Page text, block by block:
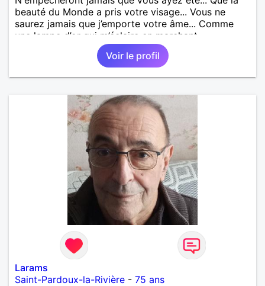
beauté du Monde a pris votre visage... Vous ne
saurez jamais que j’emporte votre âme... Comme
une lampe d’or qui m’éclaire en marchant...
Voir le profil
Larams
Saint-Pardoux-la-Rivière - 75 ans